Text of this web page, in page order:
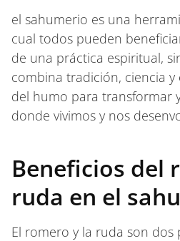
el sahumerio es una
cual todos pueden
de una práctica espiritual,
combina tradición, ciencia
del humo para transformar
donde vivimos y nos
Beneficios del
ruda en el
El romero y la ruda son dos